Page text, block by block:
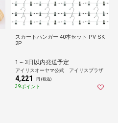
スカートハンガー 40本セット PV-SK
2P
1～3日以内発送予定
アイリスオーヤマ公式 アイリスプラザ
4,221 円 (税込)
39ポイント